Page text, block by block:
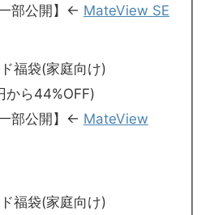
部公開】← MateView SE
福袋(家庭向け)
ら44%OFF)
部公開】← MateView
福袋(家庭向け)